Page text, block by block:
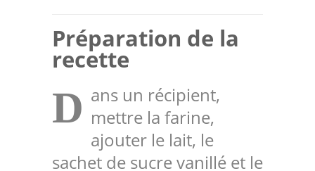
Préparation de la
recette
D ans un récipient,
mettre la farine,
ajouter le lait, le
sachet de sucre vanillé et le